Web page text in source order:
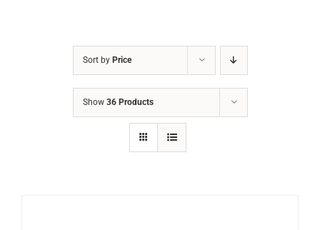
Sort by Price
Show 36 Products